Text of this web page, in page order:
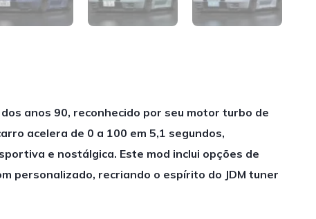
anos 90, reconhecido por seu motor turbo de
acelera de 0 a 100 em 5,1 segundos,
e nostálgica. Este mod inclui opções de
personalizado, recriando o espírito do JDM tuner